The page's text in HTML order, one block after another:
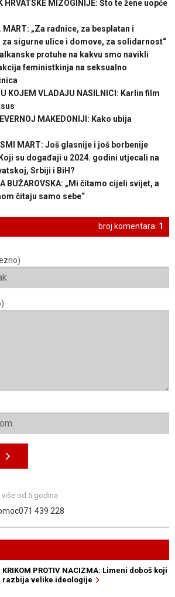
HRVATSKE MIZOGINIJE: Što te žene uopće
MART: „Za radnice, za besplatan i
za sigurne ulice i domove, za solidarnost“
protuhe na kakvu smo navikli
feministkinja na seksualno
U KOJEM VLADAJU NASILNICI: Karlin film
MAKEDONIJI: Kako ubija
MART: Još glasnije i još borbenije
Koji su događaji u 2024. godini utjecali na
Srbiji i BiH?
BUŽAROVSKA: „Mi čitamo cijeli svijet, a
čitaju samo sebe“
broj komentara: 1
više od 5 godina
439 228
KRIKOM PROTIV NACIZMA: Limeni doboš koji
razbija velike ideologije